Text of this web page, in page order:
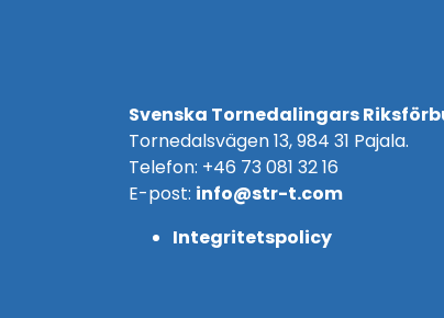
Svenska Tornedalingars
Tornedalsvägen 13, 984 31 Pajala.
Telefon: +46 73 081 32 16
E-post: info@str-t.com
Integritetspolicy